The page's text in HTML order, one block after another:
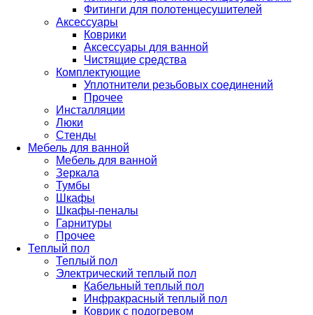
Фитинги для полотенцесушителей
Аксессуары
Коврики
Аксессуары для ванной
Чистящие средства
Комплектующие
Уплотнители резьбовых соединений
Прочее
Инсталляции
Люки
Стенды
Мебель для ванной
Мебель для ванной
Зеркала
Тумбы
Шкафы
Шкафы-пеналы
Гарнитуры
Прочее
Теплый пол
Теплый пол
Электрический теплый пол
Кабельный теплый пол
Инфракрасный теплый пол
Коврик с подогревом